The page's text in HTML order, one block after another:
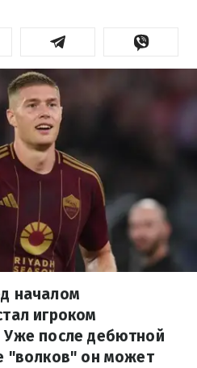
началом
игроком
Уже после дебютной
"волков" он может